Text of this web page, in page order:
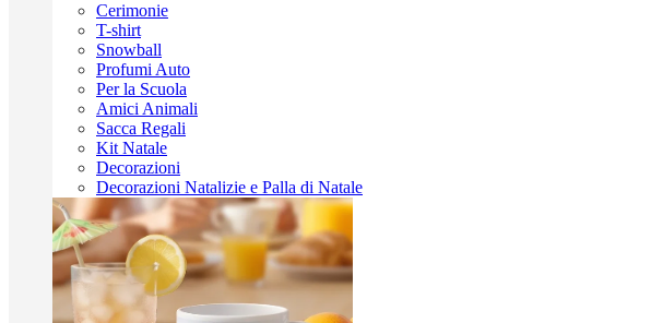
Cerimonie
T-shirt
Snowball
Profumi Auto
Per la Scuola
Amici Animali
Sacca Regali
Kit Natale
Decorazioni
Decorazioni Natalizie e Palla di Natale